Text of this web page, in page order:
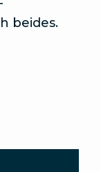
beides.